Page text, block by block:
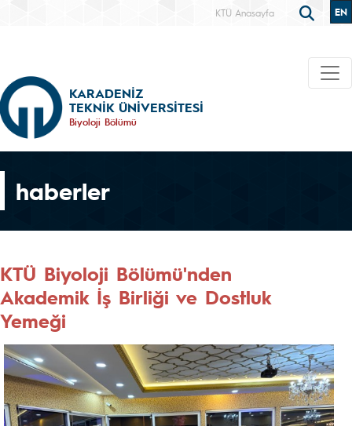
KTÜ Anasayfa EN
KARADENİZ
TEKNİK ÜNİVERSİTESİ
Biyoloji Bölümü
haberler
KTÜ Biyoloji Bölümü'nden
Akademik İş Birliği ve Dostluk
Yemeği